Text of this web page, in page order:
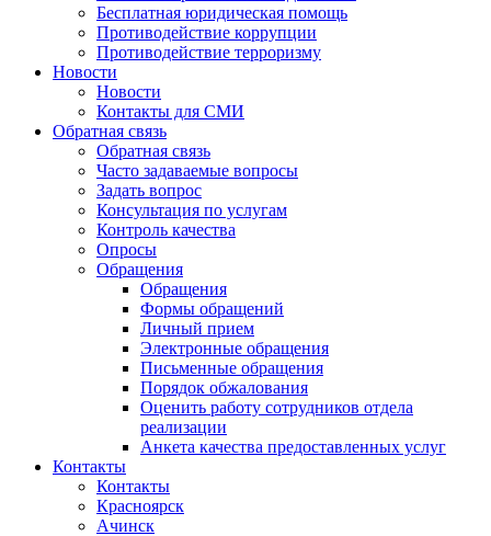
Бесплатная юридическая помощь
Противодействие коррупции
Противодействие терроризму
Новости
Новости
Контакты для СМИ
Обратная связь
Обратная связь
Часто задаваемые вопросы
Задать вопрос
Консультация по услугам
Контроль качества
Опросы
Обращения
Обращения
Формы обращений
Личный прием
Электронные обращения
Письменные обращения
Порядок обжалования
Оценить работу сотрудников отдела
реализации
Анкета качества предоставленных услуг
Контакты
Контакты
Красноярск
Ачинск